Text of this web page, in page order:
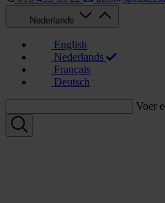
Nederlands
English
Nederlands
Français
Deutsch
Voer